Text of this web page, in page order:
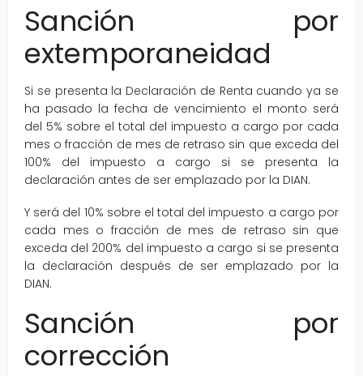
Sanción por
extemporaneidad
Si se presenta la Declaración de Renta cuando ya se
ha pasado la fecha de vencimiento el monto será
del 5% sobre el total del impuesto a cargo por cada
mes o fracción de mes de retraso sin que exceda del
100% del impuesto a cargo si se presenta la
declaración antes de ser emplazado por la DIAN.
Y será del 10% sobre el total del impuesto a cargo por
cada mes o fracción de mes de retraso sin que
exceda del 200% del impuesto a cargo si se presenta
la declaración después de ser emplazado por la
DIAN.
Sanción por
corrección